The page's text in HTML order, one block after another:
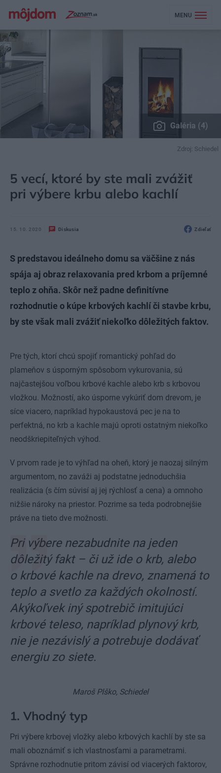
MENU
Galéria (4)
Zdroj: Schiedel
5 vecí, ktoré by ste mali zvážiť
pri výbere krbu alebo kachlí
15. 10. 2020 Diskusia Zdieľať
S predstavou ideálneho domu sa väčšine z nás
spája aj obraz relaxovania pred krbom a príjemné
teplo z ohňa. Skôr než padne definitívne
rozhodnutie o kúpe krbových kachlí či stavbe krbu,
by ste však mali zvážiť niekoľko dôležitých faktov.
Pre tých, ktorí chcú spojiť romantický pohľad do
plameňov s úsporným spôsobom vykurovania, sú
najčastejšou voľbou krbové kachle alebo krb s krbovou
vložkou. Možností, ako úsporne vykúriť dom drevom, je
síce viacero, napríklad hypokaustová pec je na to
perfektná, no krb a kachle majú oproti ostatným niekoľko
neodškriepiteľných výhod.
V prvom rade je to výhľad na oheň, ktorý je naozaj silným
argumentom, no zaváži aj podstatne jednoduchšia
realizácia (s čím súvisí aj jej rýchlosť a cena) a omnoho
nižšie nároky na priestor. Pozrime sa teda podrobnejšie
práve na tieto dve možnosti.
Pri výbere nezabudnite na jeden
dôležitý fakt – či už ide o krb, alebo
o krbové kachle na drevo, znamená to
teplo a svetlo za každých okolností.
Akýkoľvek iný spotrebič imitujúci
krbové teleso, napríklad plynový krb,
nie je nezávislý a potrebuje dodávať
energiu zo siete.
Maroš Plško, Schiedel
1. Vhodný typ
Pri výbere krbovej vložky alebo krbových kachlí by ste sa
mali oboznámiť s ich vlastnosťami a parametrami.
Správne rozhodnutie pritom závisí od viacerých faktorov,